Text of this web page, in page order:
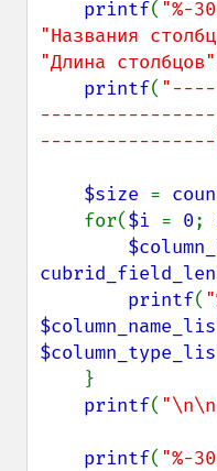
printf( "%-
"Названия
"Длина столбцов"
printf(
----------------
$size =
    for(
$i = 0;
cubrid_field_len
printf(
printf(
printf( "%-